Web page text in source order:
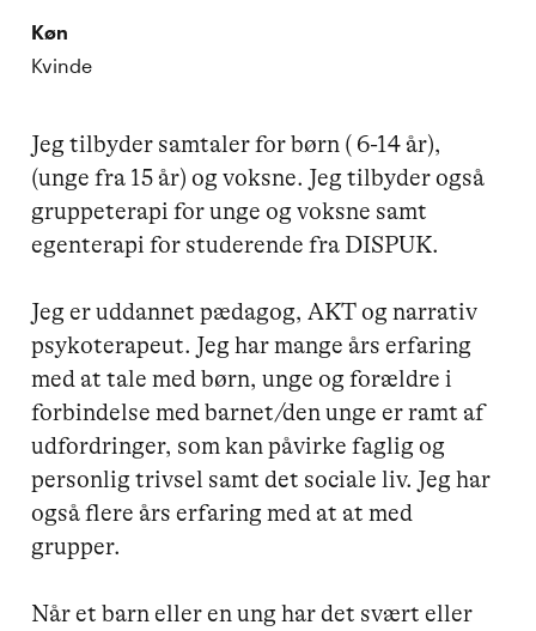
Køn
Kvinde
Jeg tilbyder samtaler for børn ( 6-14 år),
(unge fra 15 år) og voksne. Jeg tilbyder også
gruppeterapi for unge og voksne samt
egenterapi for studerende fra DISPUK.
Jeg er uddannet pædagog, AKT og narrativ
psykoterapeut. Jeg har mange års erfaring
med at tale med børn, unge og forældre i
forbindelse med barnet/den unge er ramt af
udfordringer, som kan påvirke faglig og
personlig trivsel samt det sociale liv. Jeg har
også flere års erfaring med at at med
grupper.
Når et barn eller en ung har det svært eller